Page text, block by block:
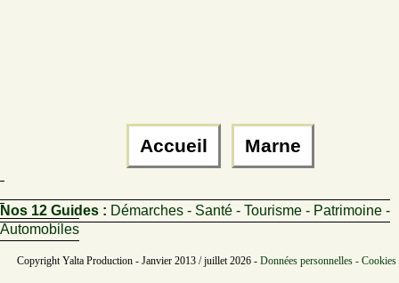
Accueil Marne
Nos 12 Guides : Démarches - Santé - Tourisme - Patrimoine -
Automobiles
Copyright Yalta Production - Janvier 2013 / juillet 2026 - Données personnelles -